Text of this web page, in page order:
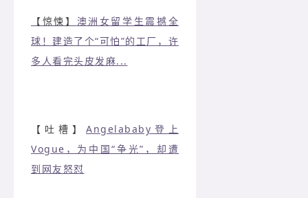
【惊悚】 澳洲女留学生震撼全
球！建造了个“可怕”的工厂，许
多人看完头皮发麻...
【吐槽】 Angelababy登上
Vogue，为中国“争光”，却遭
到网友怒怼